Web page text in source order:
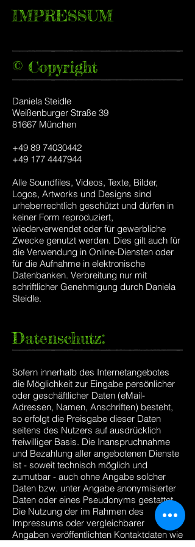
IMPRESSUM
© Copyright
Daniela Steidle
Weißenburger Straße 39
81667 München
+49 89 74030442
+49 177 4447944
Alle Soundfiles, Videos, Texte, Bilder,
Logos, Artworks und Designs sind
urheberrechtlich geschützt und dürfen in
keiner Form reproduziert,
wiederverwendet oder für gewerbliche
Zwecke genutzt werden. Dies gilt auch für
die Verwendung in Online-Diensten oder
für die Aufnahme in elektronische
Datenbanken. Verbreitung nur mit
schriftlicher Genehmigung durch Daniela
Steidle.
Datenschutz:
Sofern innerhalb des Internetangebotes
die Möglichkeit zur Eingabe persönlicher
oder geschäftlicher Daten (eMail-
Adressen, Namen, Anschriften) besteht,
so erfolgt die Preisgabe dieser Daten
seitens des Nutzers auf ausdrücklich
freiwilliger Basis. Die Inanspruchnahme
und Bezahlung aller angebotenen Dienste
ist - soweit technisch möglich und
zumutbar - auch ohne Angabe solcher
Daten bzw. unter Angabe anonymisierter
Daten oder eines Pseudonyms gestattet.
Die Nutzung der im Rahmen des
Impressums oder vergleichbarer
Angaben veröffentlichten Kontaktdaten wie